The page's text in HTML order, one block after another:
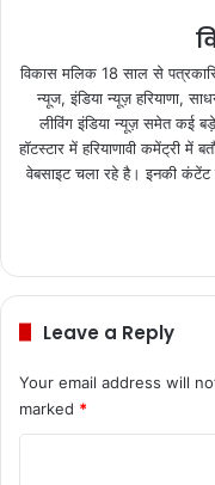
विकास मलिक 18 साल से
न्यूज, इंडिया न्यूज़ हरियाणा,
लीविंग इंडिया न्यूज़ समेत कई
हॉटस्टार में हरियाणावी कमेंट्री
वेबसाइट चला रहे है। इनकी
Leave a Reply
Your email address will
marked *